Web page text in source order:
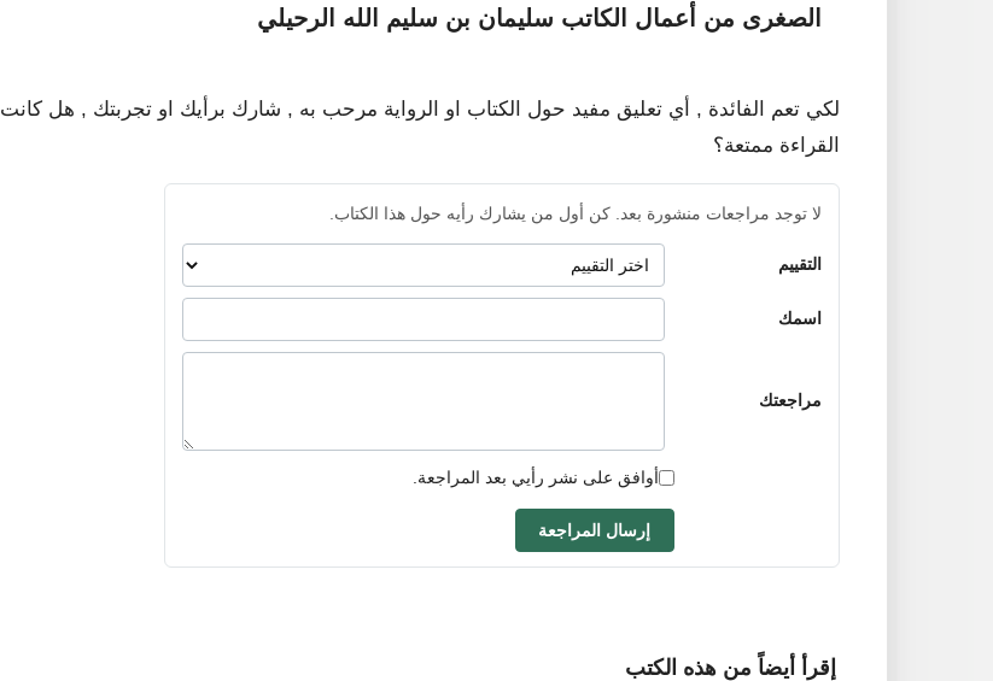
الصغرى من أعمال الكاتب سليمان بن سليم الله الرحيلي
لكي تعم الفائدة , أي تعليق مفيد حول الكتاب او الرواية مرحب به , شارك برأيك او تجربتك , هل كانت
القراءة ممتعة؟
لا توجد مراجعات منشورة بعد. كن أول من يشارك رأيه حول هذا الكتاب.
التقييم
اسمك
مراجعتك
أوافق على نشر رأيي بعد المراجعة.
إرسال المراجعة
إقرأ أيضاً من هذه الكتب